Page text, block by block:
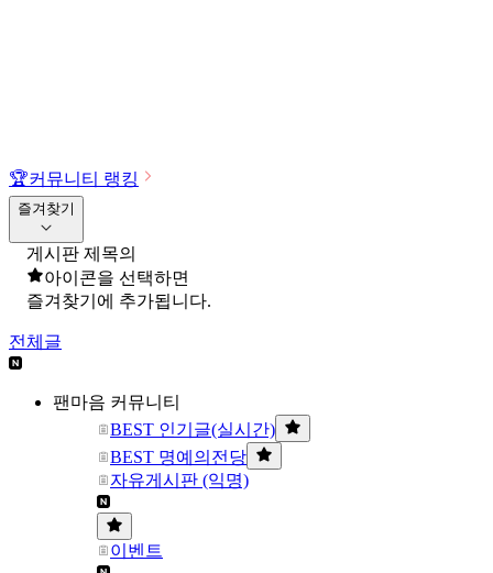
🏆커뮤니티 랭킹
즐겨찾기
게시판 제목의
아이콘을 선택하면
즐겨찾기에 추가됩니다.
전체글
팬마음 커뮤니티
BEST 인기글(실시간)
BEST 명예의전당
자유게시판 (익명)
이벤트